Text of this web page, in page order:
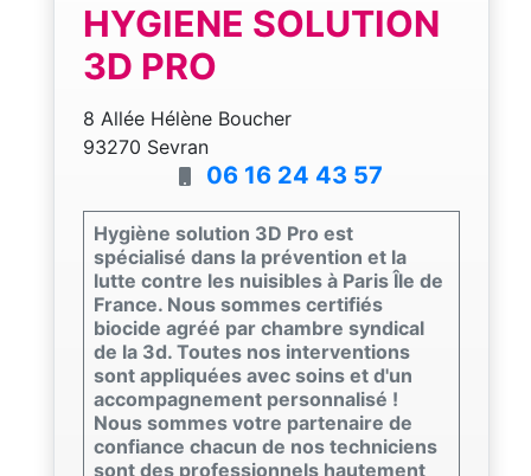
HYGIENE SOLUTION
3D PRO
8 Allée Hélène Boucher
93270 Sevran
06 16 24 43 57
Hygiène solution 3D Pro est
spécialisé dans la prévention et la
lutte contre les nuisibles à Paris Île de
France. Nous sommes certifiés
biocide agréé par chambre syndical
de la 3d. Toutes nos interventions
sont appliquées avec soins et d'un
accompagnement personnalisé !
Nous sommes votre partenaire de
confiance chacun de nos techniciens
sont des professionnels hautement